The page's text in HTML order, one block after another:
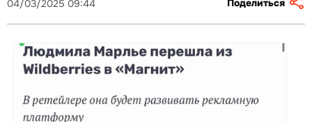
04/03/2025 09:44 Поделиться